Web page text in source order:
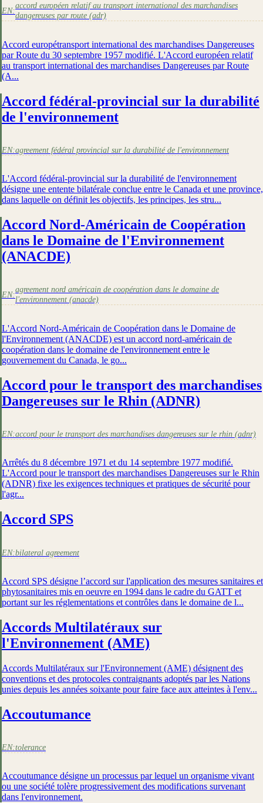
EN:
accord européen relatif au transport international des marchandises
dangereuses par route (adr)
Accord europétransport international des marchandises Dangereuses
par Route du 30 septembre 1957 modifié. L'Accord européen relatif
au transport international des marchandises Dangereuses par Route
(A...
Accord fédéral-provincial sur la durabilité
de l'environnement
EN:agreement fédéral provincial sur la durabilité de l'environnement
L'Accord fédéral-provincial sur la durabilité de l'environnement
désigne une entente bilatérale conclue entre le Canada et une province,
dans laquelle on définit les objectifs, les principes, les stru...
Accord Nord-Américain de Coopération
dans le Domaine de l'Environnement
(ANACDE)
EN:
agreement nord américain de coopération dans le domaine de
l'environnement (anacde)
L'Accord Nord-Américain de Coopération dans le Domaine de
l'Environnement (ANACDE) est un accord nord-américain de
coopération dans le domaine de l'environnement entre le
gouvernement du Canada, le go...
Accord pour le transport des marchandises
Dangereuses sur le Rhin (ADNR)
EN:accord pour le transport des marchandises dangereuses sur le rhin (adnr)
Arrêtés du 8 décembre 1971 et du 14 septembre 1977 modifié.
L'Accord pour le transport des marchandises Dangereuses sur le Rhin
(ADNR) fixe les exigences techniques et pratiques de sécurité pour
l'agr...
Accord SPS
EN:bilateral agreement
Accord SPS désigne l’accord sur l'application des mesures sanitaires et
phytosanitaires mis en oeuvre en 1994 dans le cadre du GATT et
portant sur les réglementations et contrôles dans le domaine de l...
Accords Multilatéraux sur
l'Environnement (AME)
Accords Multilatéraux sur l'Environnement (AME) désignent des
conventions et des protocoles contraignants adoptés par les Nations
unies depuis les années soixante pour faire face aux atteintes à l'env...
Accoutumance
EN:tolerance
Accoutumance désigne un processus par lequel un organisme vivant
ou une société tolère progressivement des modifications survenant
dans l'environnement.